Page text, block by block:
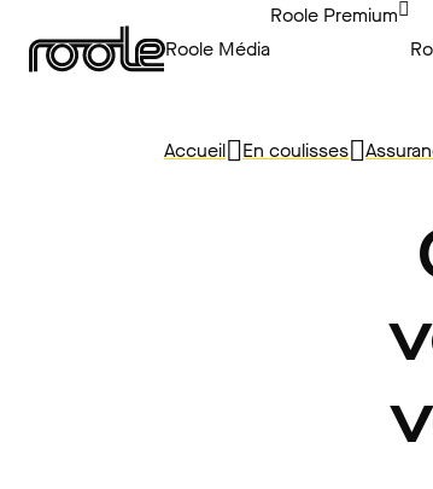
Roole Média
Roole Premium
Accueil En coulisses